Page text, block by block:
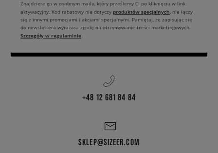
Znajdziesz go w osobnym mailu, który prześlemy Ci po kliknięciu w link
aktywacyjny. Kod rabatowy nie dotyczy produktów specjalnych, nie łączy
się z innymi promocjami i akcjami specjalnymi. Pamiętaj, że zapisując się
do newslettera wyrażasz zgodę na otrzymywanie treści marketingowych.
Szczegóły w regulaminie.
+48 12 681 84 84
SKLEP@SIZEER.COM